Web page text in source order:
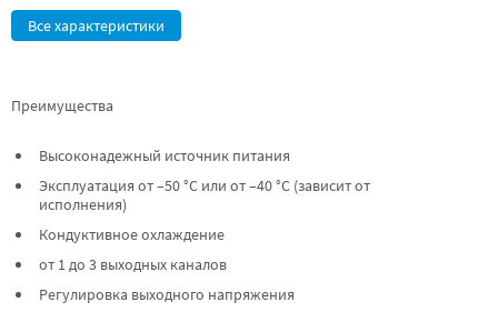
Все характеристики
Преимущества
Высоконадежный источник питания
Эксплуатация от –50 °C или от –40 °C (зависит от
исполнения)
Кондуктивное охлаждение
от 1 до 3 выходных каналов
Регулировка выходного напряжения